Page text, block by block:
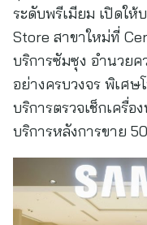
ระดับพรีเมียม เปิดให้
Store สาขาใหม่ที่
บริการซัมซุง อำนวยค
อย่างครบวงจร พิเศษ
บริการตรวจเช็กเครื่อ
บริการหลังการขาย